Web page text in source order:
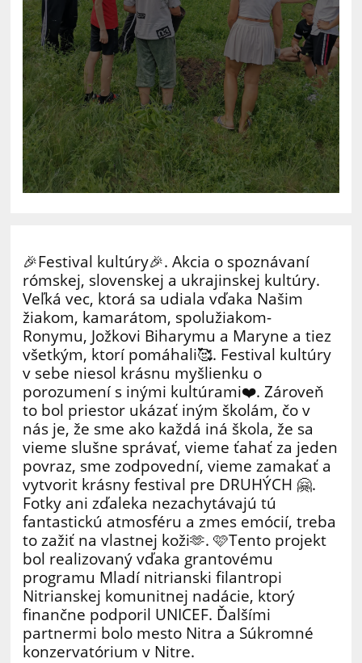
🎉Festival kultúry🎉. Akcia o spoznávaní
rómskej, slovenskej a ukrajinskej kultúry.
Veľká vec, ktorá sa udiala vďaka Našim
žiakom, kamarátom, spolužiakom-
Ronymu, Jožkovi Biharymu a Maryne a tiez
všetkým, ktorí pomáhali🥰. Festival kultúry
v sebe niesol krásnu myšlienku o
porozumení s inými kultúrami❤️. Zároveň
to bol priestor ukázať iným školám, čo v
nás je, že sme ako každá iná škola, že sa
vieme slušne správať, vieme ťahať za jeden
povraz, sme zodpovední, vieme zamakať a
vytvorit krásny festival pre DRUHÝCH 🤗.
Fotky ani zďaleka nezachytávajú tú
fantastickú atmosféru a zmes emócií, treba
to zažiť na vlastnej koži🫶. 🩷Tento projekt
bol realizovaný vďaka grantovému
programu Mladí nitrianski filantropi
Nitrianskej komunitnej nadácie, ktorý
finančne podporil UNICEF. Ďalšími
partnermi bolo mesto Nitra a Súkromné
konzervatórium v Nitre.